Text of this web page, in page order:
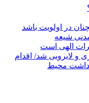
در اولویت باشد
شیعه
الهی است
و لایروبی شد/ اقدام
محیط